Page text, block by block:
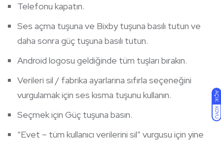
AÇIK
KOYU
Telefonu kapatın.
Ses açma tuşuna ve Bixby tuşuna basılı tutun ve
daha sonra güç tuşuna basılı tutun.
Android logosu geldiğinde tüm tuşları bırakın.
Verileri sil / fabrika ayarlarına sıfırla seçeneğini
vurgulamak için ses kısma tuşunu kullanın.
Seçmek için Güç tuşuna basın.
“Evet – tüm kullanıcı verilerini sil” vurgusu için yine